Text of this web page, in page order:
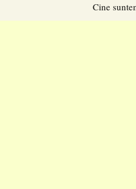
Cine